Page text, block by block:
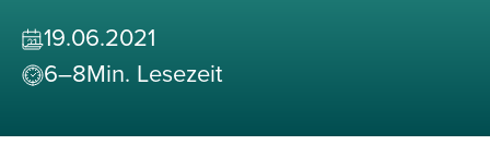
19.06.2021
6–8Min. Lesezeit